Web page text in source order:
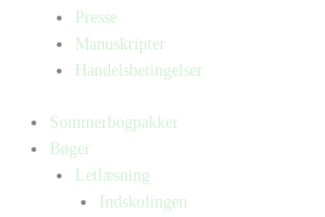
Presse
Manuskripter
Handelsbetingelser
Sommerbogpakker
Bøger
Letlæsning
Indskolingen